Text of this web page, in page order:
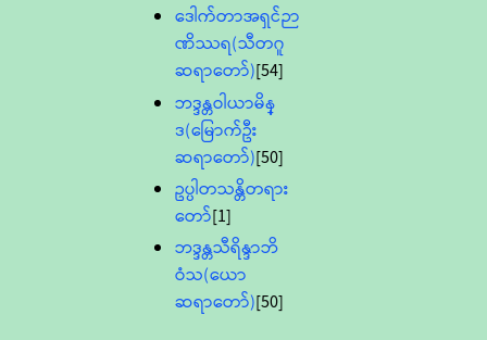
ဒေါက်တာအရှင်ဉာ
ဏိဿရ(သီတဂူ
ဆရာတော်)[54]
ဘဒ္ဒန္တဝါယာမိန္
ဒ(မြောက်ဦး
ဆရာတော်)[50]
ဥပ္ပါတသန္တိတရား
တော်[1]
ဘဒ္ဒန္တသီရိန္ဒာဘိ
ဝံသ(ယော
ဆရာတော်)[50]